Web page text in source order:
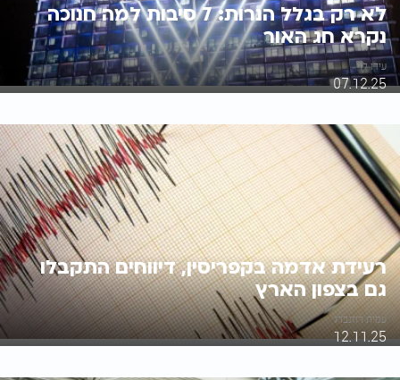
לא רק בגלל הנרות: 7 סיבות למה חנוכה
נקרא חג האור
עידו לוי
07.12.25
רעידת אדמה בקפריסין, דיווחים התקבלו
גם בצפון הארץ
עמית רוזנברג
12.11.25